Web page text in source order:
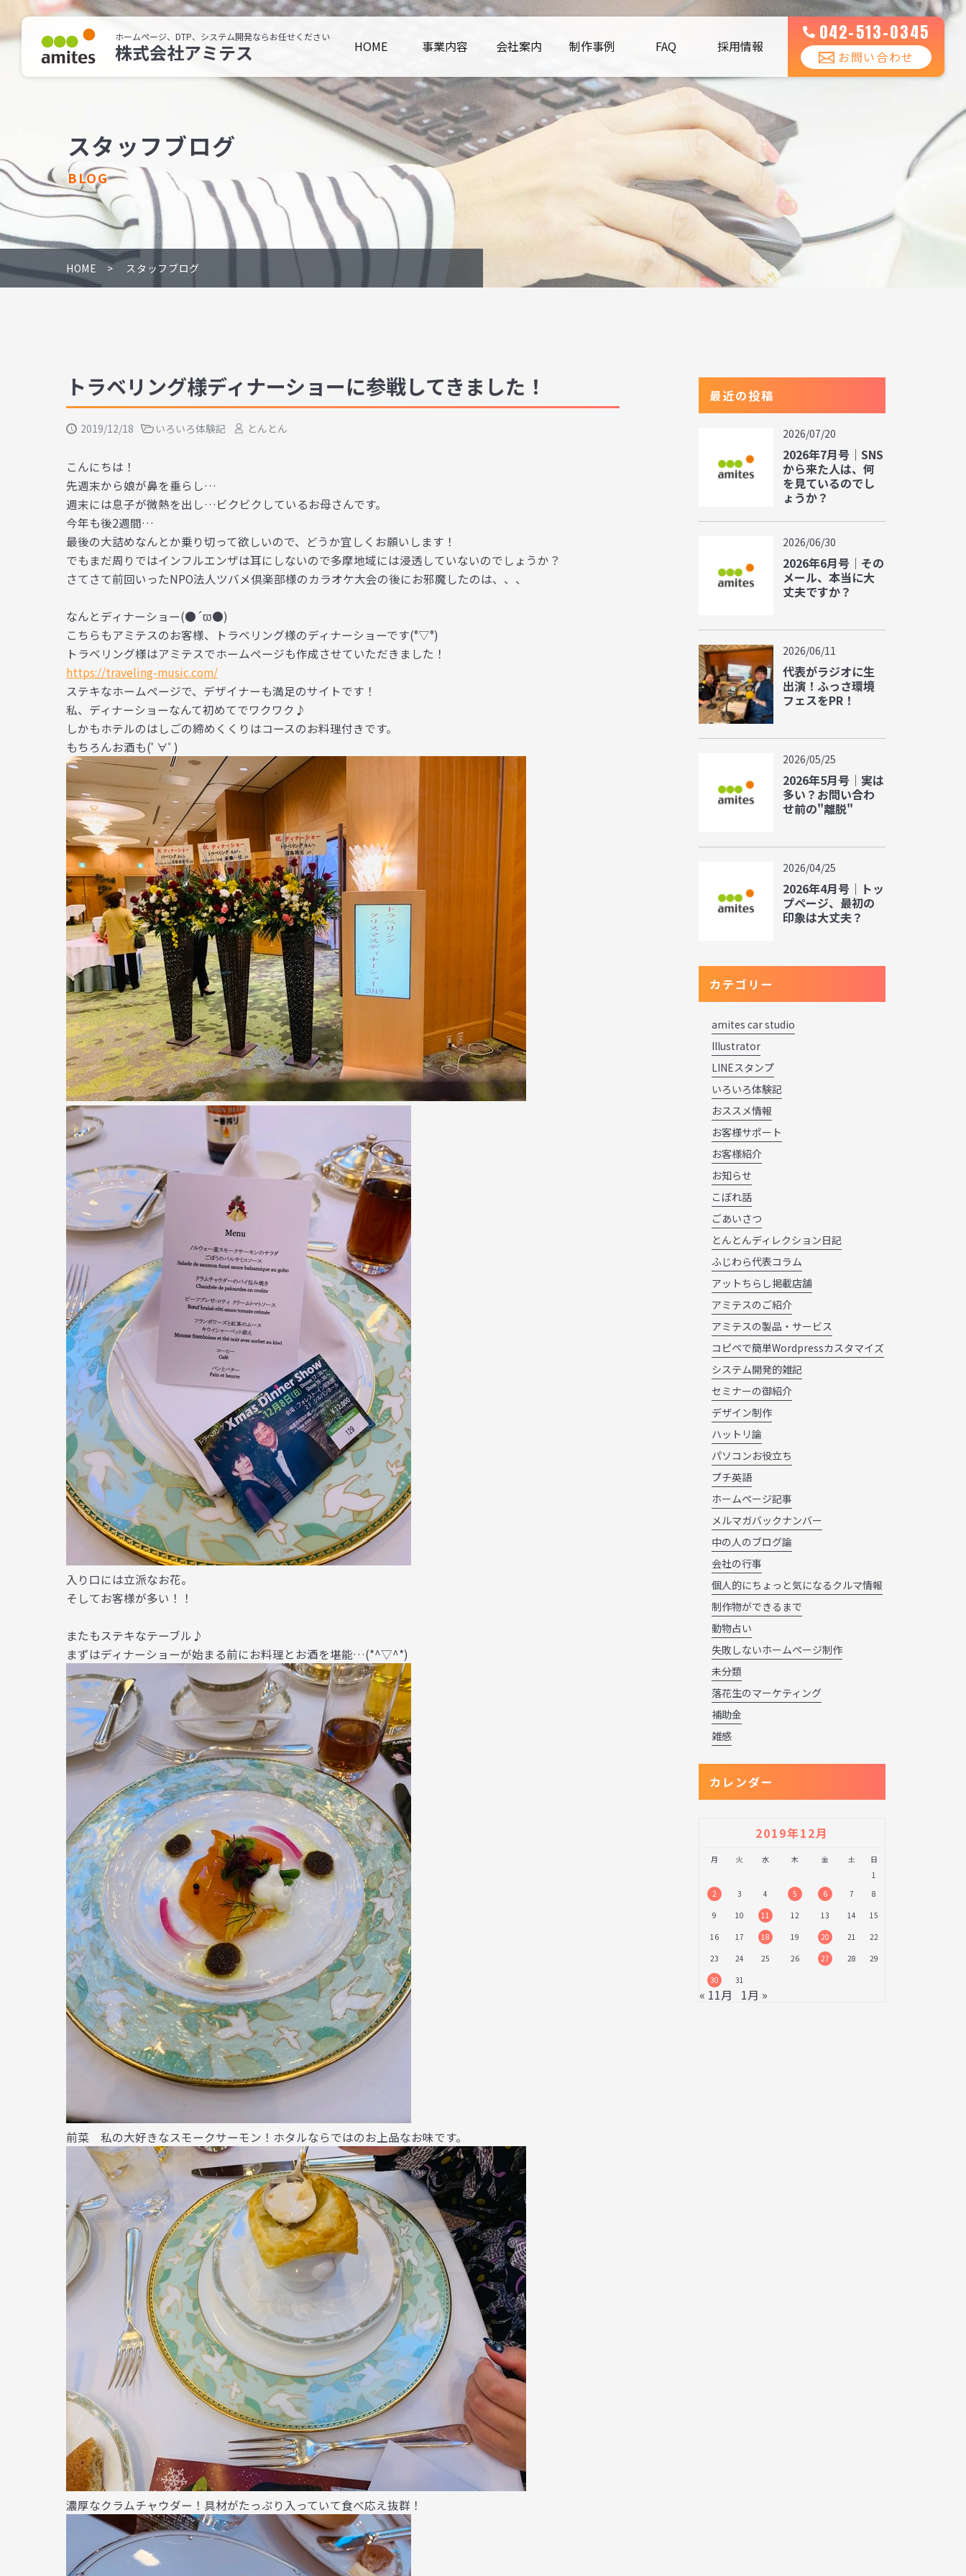
ホームページ、DTP、システム開発ならお任せください
株式会社アミテス HOME 事業内容 会社案内 制作事例 FAQ 採用情報
042-513-0345
お問い合わせ
スタッフブログ
BLOG
HOME スタッフブログ
トラベリング様ディナーショーに参戦してきました！
2019/12/18 いろいろ体験記 とんとん
こんにちは！
先週末から娘が鼻を垂らし…
週末には息子が微熱を出し…ビクビクしているお母さんです。
今年も後2週間…
最後の大詰めなんとか乗り切って欲しいので、どうか宜しくお願いします！
でもまだ周りではインフルエンザは耳にしないので多摩地域には浸透していないのでしょうか？
さてさて前回いったNPO法人ツバメ倶楽部様のカラオケ大会の後にお邪魔したのは、、、
なんとディナーショー(●´ϖ●)
こちらもアミテスのお客様、トラベリング様のディナーショーです(°▽°)
トラベリング様はアミテスでホームページも作成させていただきました！
https://traveling-music.com/
ステキなホームページで、デザイナーも満足のサイトです！
私、ディナーショーなんて初めてでワクワク♪
しかもホテルのはしごの締めくくりはコースのお料理付きです。
もちろんお酒も(ﾟ∀ﾟ)
入り口には立派なお花。
そしてお客様が多い！！
またもステキなテーブル♪
まずはディナーショーが始まる前にお料理とお酒を堪能…(*^▽^*)
前菜 私の大好きなスモークサーモン！ホタルならではのお上品なお味です。
濃厚なクラムチャウダー！具材がたっぷり入っていて食べ応え抜群！
最近の投稿
2026/07/20
2026年7月号｜SNS
から来た人は、何
を見ているのでし
ょうか？
2026/06/30
2026年6月号｜その
メール、本当に大
丈夫ですか？
2026/06/11
代表がラジオに生
出演！ふっさ環境
フェスをPR！
2026/05/25
2026年5月号｜実は
多い？お問い合わ
せ前の"離脱"
2026/04/25
2026年4月号｜トッ
プページ、最初の
印象は大丈夫？
カテゴリー
amites car studio
Illustrator
LINEスタンプ
いろいろ体験記
おススメ情報
お客様サポート
お客様紹介
お知らせ
こぼれ話
ごあいさつ
とんとんディレクション日記
ふじわら代表コラム
アットちらし掲載店舗
アミテスのご紹介
アミテスの製品・サービス
コピペで簡単Wordpressカスタマイズ
システム開発的雑記
セミナーの御紹介
デザイン制作
ハットリ論
パソコンお役立ち
プチ英語
ホームページ記事
メルマガバックナンバー
中の人のブログ論
会社の行事
個人的にちょっと気になるクルマ情報
制作物ができるまで
動物占い
失敗しないホームページ制作
未分類
落花生のマーケティング
補助金
雑感
カレンダー
2019年12月
月 火 水 木 金 土
日
1
2
3 4 5 6 7
8
9
10 11 12 13 14
15
16
17 18 19 20 21
22
23
24 25 26 27 28
29
30
31
« 11月 1月 »